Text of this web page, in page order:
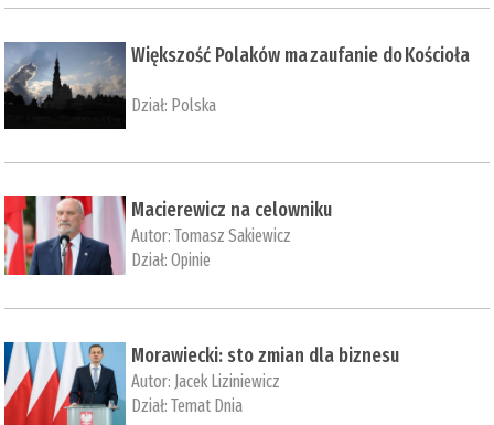
Większość Polaków ma zaufanie do Kościoła
Dział: Polska
Macierewicz na celowniku
Autor:Tomasz Sakiewicz
Dział:Opinie
Morawiecki: sto zmian dla biznesu
Autor: Jacek Liziniewicz
Dział:Temat Dnia